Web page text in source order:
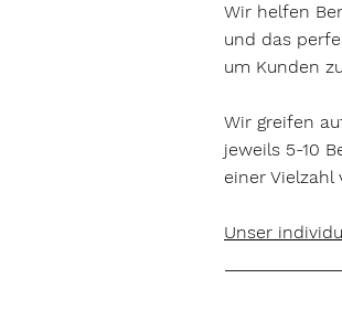
Wir helfen
und das
um Kunden
Wir greifen
jeweils 5-10
einer Vielzahl
Unser